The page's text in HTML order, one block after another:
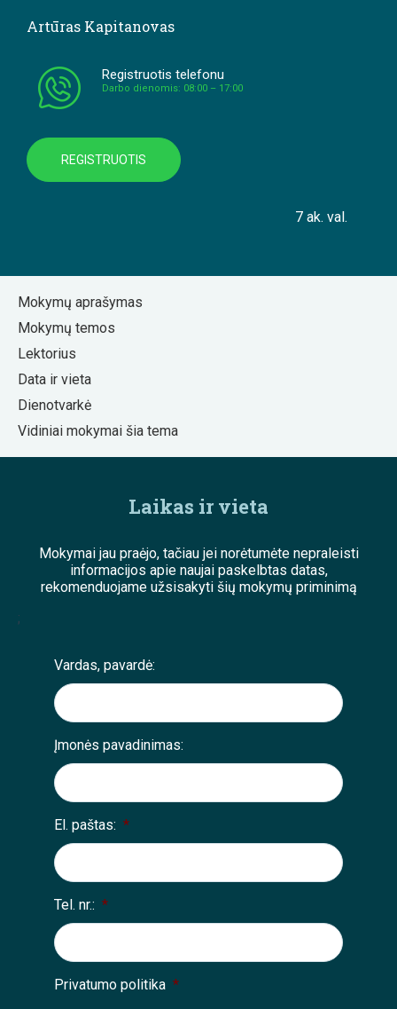
Artūras Kapitanovas
Registruotis telefonu
Darbo dienomis: 08:00 – 17:00
REGISTRUOTIS
7 ak. val.
Mokymų aprašymas
Mokymų temos
Lektorius
Data ir vieta
Dienotvarkė
Vidiniai mokymai šia tema
Laikas ir vieta
Mokymai jau praėjo, tačiau jei norėtumėte nepraleisti
informacijos apie naujai paskelbtas datas,
rekomenduojame užsisakyti šių mokymų priminimą
;
Vardas, pavardė:
Įmonės pavadinimas:
El. paštas: *
Tel. nr.: *
Privatumo politika *